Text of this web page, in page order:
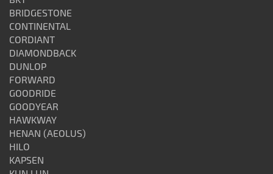
BRIDGESTONE
CONTINENTAL
CORDIANT
DIAMONDBACK
DUNLOP
FORWARD
GOODRIDE
GOODYEAR
HAWKWAY
HENAN (AEOLUS)
HILO
KAPSEN